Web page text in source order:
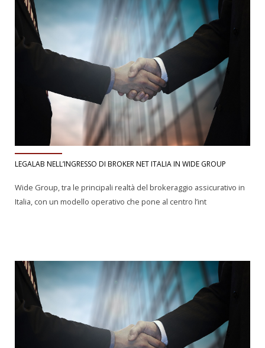
LEGALAB NELL’INGRESSO DI BROKER NET ITALIA IN WIDE GROUP
Wide Group, tra le principali realtà del brokeraggio assicurativo in
Italia, con un modello operativo che pone al centro l’int